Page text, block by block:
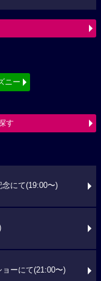
ニー
す
にて(19:00〜)
ーにて(21:00〜)